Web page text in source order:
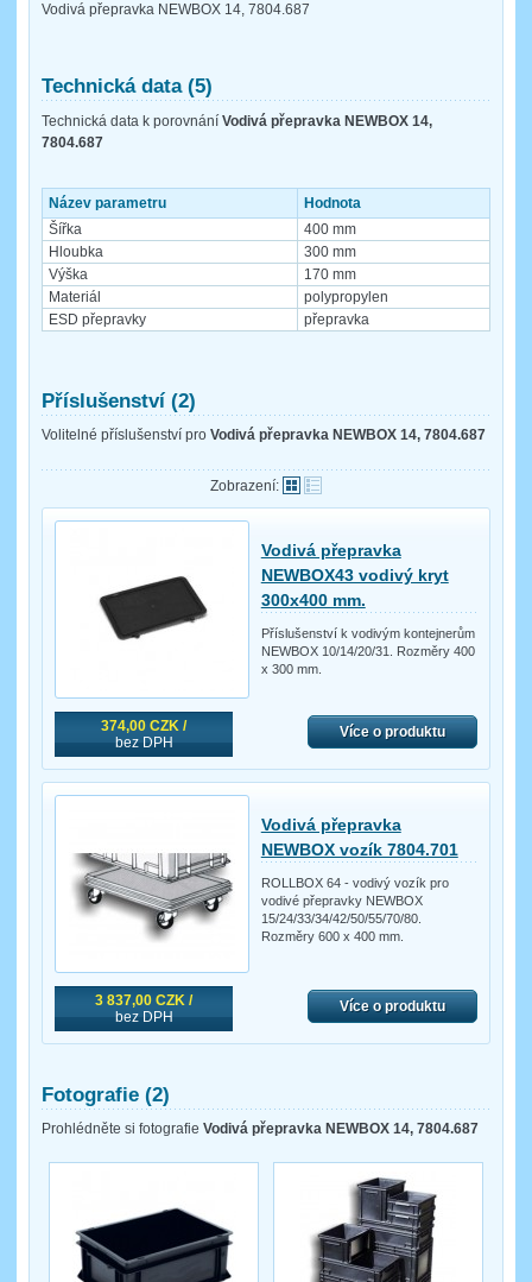
Vodivá přepravka NEWBOX 14, 7804.687
Technická data (5)
Technická data k porovnání Vodivá přepravka NEWBOX 14,
7804.687
Název parametru
Hodnota
Šířka
400 mm
Hloubka
300 mm
Výška
170 mm
Materiál
polypropylen
ESD přepravky
přepravka
Příslušenství (2)
Volitelné příslušenství pro Vodivá přepravka NEWBOX 14, 7804.687
Zobrazení:
374,00 CZK /
bez DPH
Vodivá přepravka
NEWBOX43 vodivý kryt
300x400 mm.
Příslušenství k vodivým kontejnerům
NEWBOX 10/14/20/31. Rozměry 400
x 300 mm.
Více o produktu
3 837,00 CZK /
bez DPH
Vodivá přepravka
NEWBOX vozík 7804.701
ROLLBOX 64 - vodivý vozík pro
vodivé přepravky NEWBOX
15/24/33/34/42/50/55/70/80.
Rozměry 600 x 400 mm.
Více o produktu
Fotografie (2)
Prohlédněte si fotografie Vodivá přepravka NEWBOX 14, 7804.687